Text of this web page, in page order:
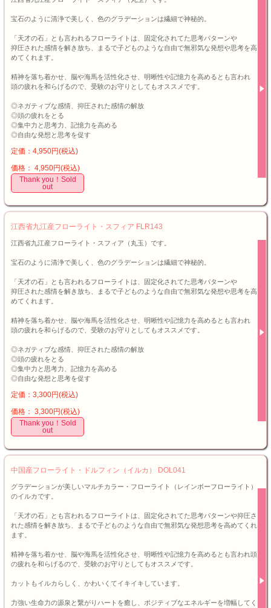
宝石のように清浄で美しく、色のグラデーションは繊細で神秘的。
「天才の石」とも言われるフローライトは、固定化されてた思考パターンや
抑圧された感情を解き放ち、まるで子どものような自由で無邪気な発想や思考を高
めてくれます。
精神を落ち着かせ、脳や海馬を活性化させ、明晰性や記憶力を高めるとも言われ
頭の疲れを和らげるので、受験のお守りとしてもオススメです。
◎ネガティブな感情、抑圧された感情の解放
◎頭の疲れをとる
◎集中力と思考力、記憶力を高める
◎自由な発想と思考を促す
定価：4,950円(税込)
価格： 4,950円(税込)
Thank you！Sold
out
江西省九江産フローライト・スフィア FLR143
江西省九江産フローライト・スフィア（丸玉）です。
宝石のように清浄で美しく、色のグラデーションは繊細で神秘的。
「天才の石」とも言われるフローライトは、固定化されてた思考パターンや
抑圧された感情を解き放ち、まるで子どものような自由で無邪気な発想や思考を高
めてくれます。
精神を落ち着かせ、脳や海馬を活性化させ、明晰性や記憶力を高めるとも言われ
頭の疲れを和らげるので、受験のお守りとしてもオススメです。
◎ネガティブな感情、抑圧された感情の解放
◎頭の疲れをとる
◎集中力と思考力、記憶力を高める
◎自由な発想と思考を促す
定価：3,300円(税込)
価格： 3,300円(税込)
Thank you！Sold
out
中国産フローライト・ドルフィン（イルカ） DOL041
グラデーションが美しいマルチカラー・フローライト（レインボーフローライト）
のイルカです。
「天才の石」とも言われるフローライトは、固定化されてた思考パターンや抑圧さ
れた感情を解き放ち、まるで子どものような自由で無邪気な発想思考を高めてくれ
ます。
精神を落ち着かせ、脳や海馬を活性化させ、明晰性や記憶力を高めるとも言われ頭
の疲れを和らげるので、受験のお守りとしてもオススメです。
カットもイルカらしく、かわいくてイキイキしています。
力強い生命力の源泉と繋がりハートを癒し、ポジティブなエネルギーを増幅してく